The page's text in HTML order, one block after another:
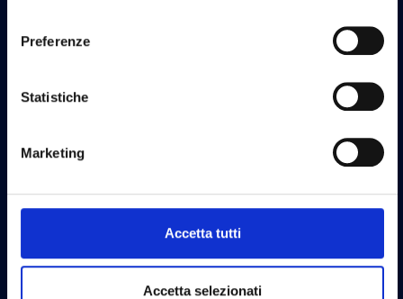
Preferenze
Statistiche
Marketing
Accetta tutti
Accetta selezionati